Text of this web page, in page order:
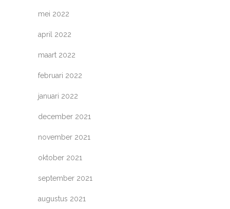
mei 2022
april 2022
maart 2022
februari 2022
januari 2022
december 2021
november 2021
oktober 2021
september 2021
augustus 2021